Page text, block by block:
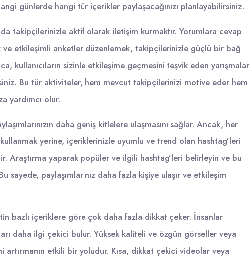
günlerde hangi tür içerikler paylaşacağınızı planlayabilirsiniz.
takipçilerinizle aktif olarak iletişim kurmaktır. Yorumlara cevap
ve etkileşimli anketler düzenlemek, takipçilerinizle güçlü bir bağ
kullanıcıların sizinle etkileşime geçmesini teşvik eden yarışmalar
Bu tür aktiviteler, hem mevcut takipçilerinizi motive eder hem
yardımcı olur.
daha geniş kitlelere ulaşmasını sağlar. Ancak, her
kullanmak yerine, içeriklerinizle uyumlu ve trend olan hashtag’leri
Araştırma yaparak popüler ve ilgili hashtag’leri belirleyin ve bu
sayede, paylaşımlarınız daha fazla kişiye ulaşır ve etkileşim
bazlı içeriklere göre çok daha fazla dikkat çeker. İnsanlar
daha ilgi çekici bulur. Yüksek kaliteli ve özgün görseller veya
etkili bir yoludur. Kısa, dikkat çekici videolar veya